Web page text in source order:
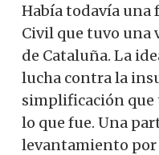
Había todavía una
Civil que tuvo una
de Cataluña. La
lucha contra la
simplificación que
lo que fue. Una
levantamiento